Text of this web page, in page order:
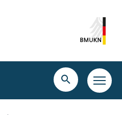
Suche
öffnen